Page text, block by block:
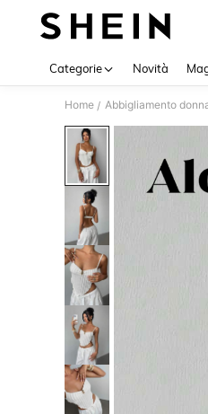
Categorie Novità
Home / Abbigliamento